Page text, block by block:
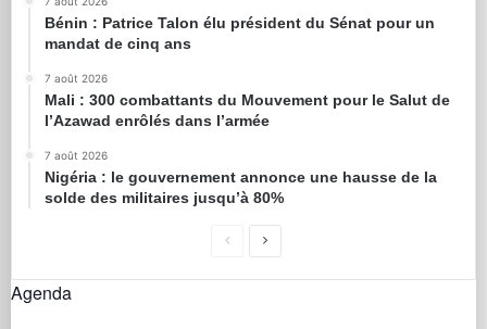
Bénin : Patrice Talon élu président du Sénat pour un
mandat de cinq ans
7 août 2026
Mali : 300 combattants du Mouvement pour le Salut de
l’Azawad enrôlés dans l’armée
7 août 2026
Nigéria : le gouvernement annonce une hausse de la
solde des militaires jusqu’à 80%
Agenda